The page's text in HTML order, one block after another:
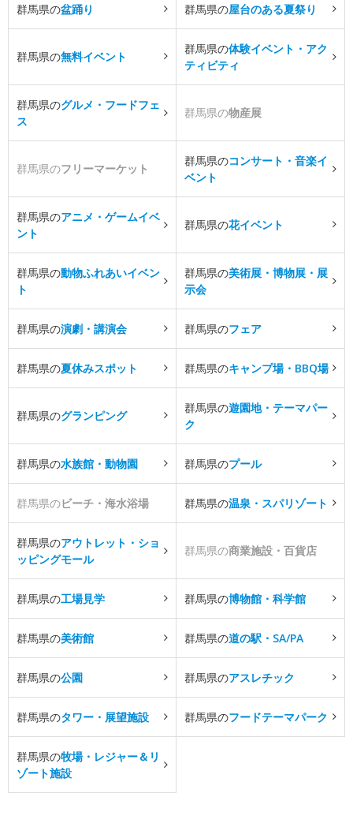
群馬県の盆踊り 群馬県の屋台のある夏祭り
群馬県の無料イベント
群馬県の体験イベント・アク
ティビティ
群馬県のグルメ・フードフェ
ス
群馬県の物産展
群馬県のフリーマーケット
群馬県のコンサート・音楽イ
ベント
群馬県のアニメ・ゲームイベ
ント
群馬県の花イベント
群馬県の動物ふれあいイベン
ト
群馬県の美術展・博物展・展
示会
群馬県の演劇・講演会 群馬県のフェア
群馬県の夏休みスポット 群馬県のキャンプ場・BBQ場
群馬県のグランピング
群馬県の遊園地・テーマパー
ク
群馬県の水族館・動物園 群馬県のプール
群馬県のビーチ・海水浴場 群馬県の温泉・スパリゾート
群馬県のアウトレット・ショ
ッピングモール
群馬県の商業施設・百貨店
群馬県の工場見学 群馬県の博物館・科学館
群馬県の美術館 群馬県の道の駅・SA/PA
群馬県の公園 群馬県のアスレチック
群馬県のタワー・展望施設 群馬県のフードテーマパーク
群馬県の牧場・レジャー＆リ
ゾート施設